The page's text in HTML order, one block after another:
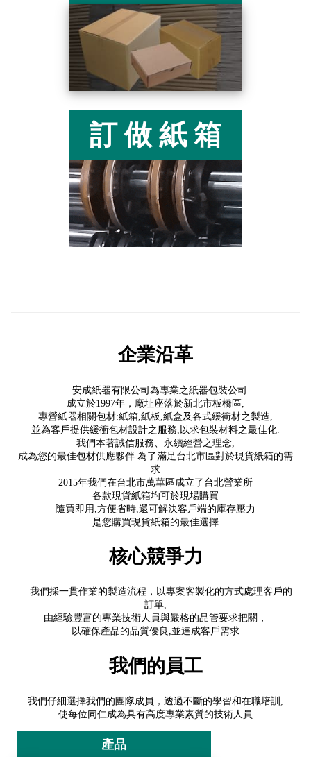
訂 做 紙 箱
企業沿革
安成紙器有限公司為專業之紙器包裝公司.
成立於1997年，廠址座落於新北市板橋區,
專營紙器相關包材:紙箱,紙板,紙盒及各式緩衝材之製造,
並為客戶提供緩衝包材設計之服務,以求包裝材料之最佳化.
我們本著誠信服務、永續經營之理念,
成為您的最佳包材供應夥伴 為了滿足台北市區對於現貨紙箱的需
求
2015年我們在台北市萬華區成立了台北營業所
各款現貨紙箱均可於現場購買
隨買即用,方便省時,還可解決客戶端的庫存壓力
是您購買現貨紙箱的最佳選擇
核心競爭力
我們採一貫作業的製造流程，以專案客製化的方式處理客戶的
訂單,
由經驗豐富的專業技術人員與嚴格的品管要求把關，
以確保產品的品質優良,並達成客戶需求
我們的員工
我們仔細選擇我們的團隊成員，透過不斷的學習和在職培訓,
使每位同仁成為具有高度專業素質的技術人員
產品